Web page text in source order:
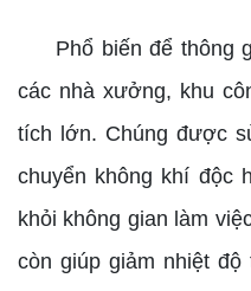
Phổ biến để thông
các nhà xưởng, khu
tích lớn. Chúng được
chuyển không khí độc
khỏi không gian làm
còn giúp giảm nhiệt